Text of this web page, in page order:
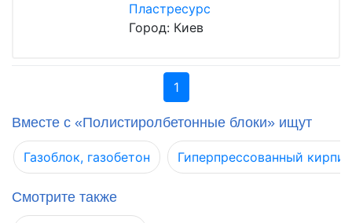
Пластресурс
Город: Киев
1
Вместе с «Полистиролбетонные блоки» ищут
Газоблок, газобетон Гиперпрессованный кирпич
Смотрите также